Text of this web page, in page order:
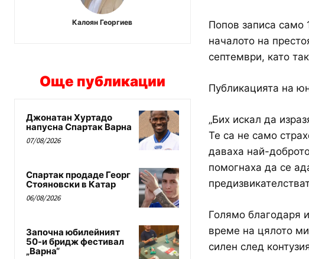
Калоян Георгиев
Още публикации
Джонатан Хуртадо
напусна Спартак Варна
07/08/2026
Спартак продаде Георг
Стояновски в Катар
06/08/2026
Започна юбилейният
50-и бридж фестивал
„Варна“
Попов записа само
началото на
септември, като
Публикацията на
„Бих искал да
Те са не само
даваха най-
помогнаха да се
Голямо благодаря
време на цялото
силен след